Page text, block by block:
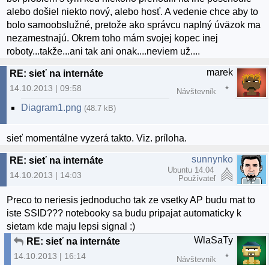
alebo došiel niekto nový, alebo hosť. A vedenie chce aby to
bolo samoobslužné, pretože ako správcu naplný úväzok ma
nezamestnajú. Okrem toho mám svojej kopec inej
roboty...takže...ani tak ani onak....neviem už....
RE: sieť na internáte
14.10.2013 | 09:58
marek
Návštevník
Diagram1.png (48.7 kB)
sieť momentálne vyzerá takto. Viz. príloha.
RE: sieť na internáte
14.10.2013 | 14:03
sunnynko
Ubuntu 14.04
Používateľ
Preco to neriesis jednoducho tak ze vsetky AP budu mat to
iste SSID??? notebooky sa budu pripajat automaticky k
sietam kde maju lepsi signal :)
RE: sieť na internáte
14.10.2013 | 16:14
WlaSaTy
Návštevník